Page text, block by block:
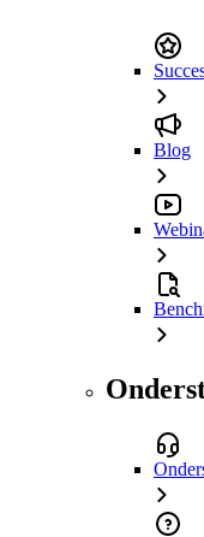
Blog